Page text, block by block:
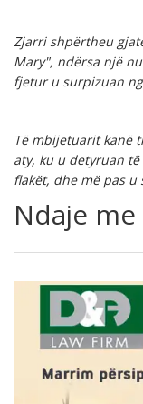
Zjarri shpërtheu
Mary", ndërsa një
fjetur u surpizuan
Të mbijetuarit kanë
aty, ku u detyruan
flakët, dhe më pas
Ndaje